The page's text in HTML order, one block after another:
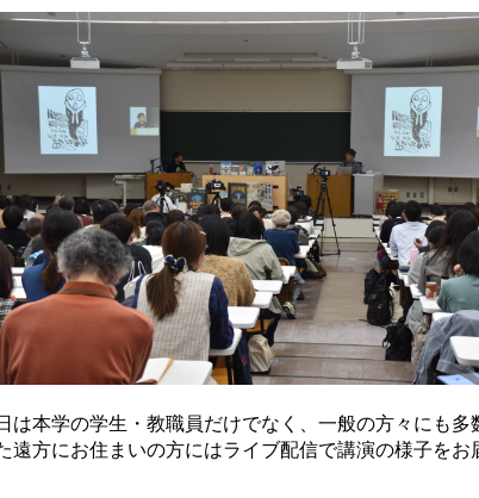
は本学の学生・教職員だけでなく、一般の方々にも多
遠方にお住まいの方にはライブ配信で講演の様子をお